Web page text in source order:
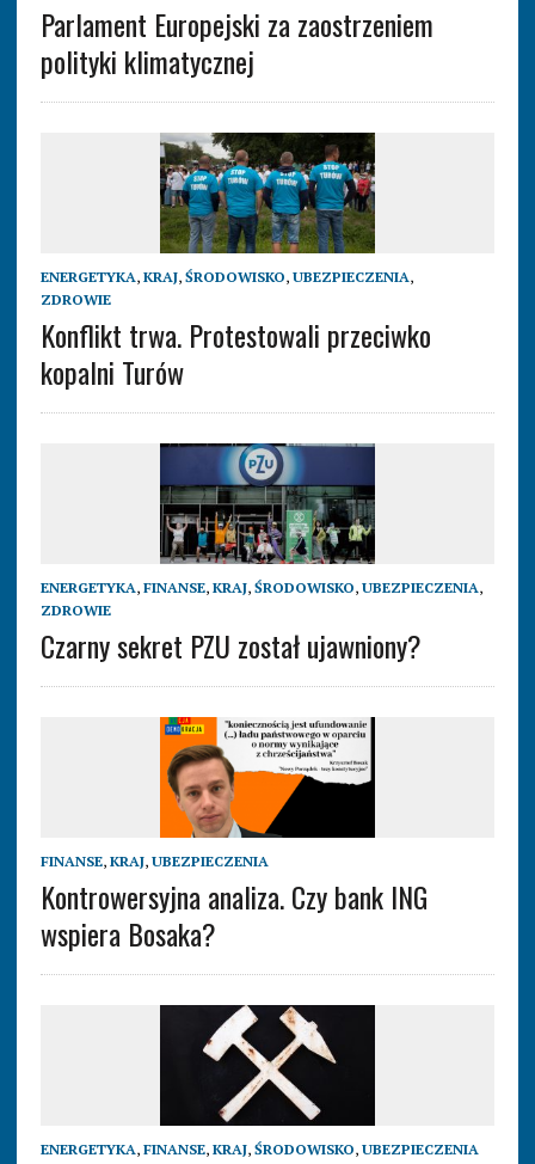
Parlament Europejski za zaostrzeniem
polityki klimatycznej
ENERGETYKA, KRAJ, ŚRODOWISKO, UBEZPIECZENIA,
ZDROWIE
Konflikt trwa. Protestowali przeciwko
kopalni Turów
ENERGETYKA, FINANSE, KRAJ, ŚRODOWISKO, UBEZPIECZENIA,
ZDROWIE
Czarny sekret PZU został ujawniony?
FINANSE, KRAJ, UBEZPIECZENIA
Kontrowersyjna analiza. Czy bank ING
wspiera Bosaka?
ENERGETYKA, FINANSE, KRAJ, ŚRODOWISKO, UBEZPIECZENIA